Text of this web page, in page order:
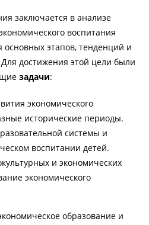
заключается в анализе
воспитания
этапов, тенденций и
достижения этой цели были
задачи:
экономического
исторические периоды.
системы и
воспитании детей.
и экономических
экономического
образование и